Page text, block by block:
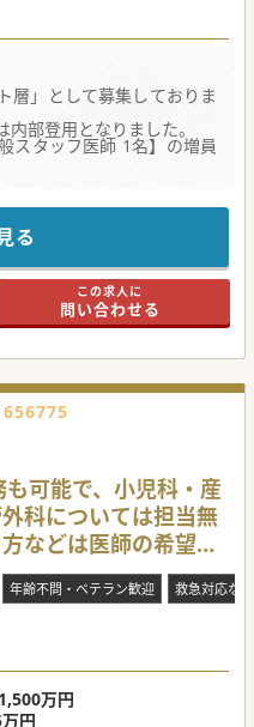
やスキルを考慮の上、相
層」として募集しておりま
部登用となりました。
スタッフ医師 1名】の増員
）のご年齢を鑑みた、将
科医の視点から）
しているため、並列麻酔は
に向き合える環境です。
ほぼなし！
5時間前後と非常に少なめ
システムを導入。
、広い麻酔エリアが確保
創開始までをアナウンスす
把握できます。
ッド）を完備。術後30分の
でなく、医師からの要望が
が整っています。
る
この求人に
問い合わせる
656775
も可能で、小児科・産
科については担当無
などは医師の希望に
年齢不問・ベテラン歓迎 救急対応なし
万円
円